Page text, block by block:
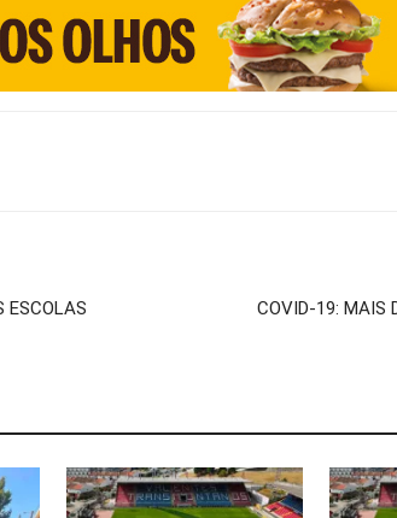
ESCOLAS
COVID-19: MAIS